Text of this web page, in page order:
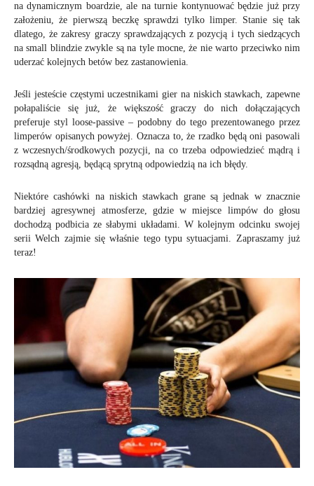
na dynamicznym boardzie, ale na turnie kontynuować będzie już przy
założeniu, że pierwszą beczkę sprawdzi tylko limper. Stanie się tak
dlatego, że zakresy graczy sprawdzających z pozycją i tych siedzących
na small blindzie zwykle są na tyle mocne, że nie warto przeciwko nim
uderzać kolejnych betów bez zastanowienia.
Jeśli jesteście częstymi uczestnikami gier na niskich stawkach, zapewne
połapaliście się już, że większość graczy do nich dołączających
preferuje styl loose-passive – podobny do tego prezentowanego przez
limperów opisanych powyżej. Oznacza to, że rzadko będą oni pasowali
z wczesnych/środkowych pozycji, na co trzeba odpowiedzieć mądrą i
rozsądną agresją, będącą sprytną odpowiedzią na ich błędy.
Niektóre cashówki na niskich stawkach grane są jednak w znacznie
bardziej agresywnej atmosferze, gdzie w miejsce limpów do głosu
dochodzą podbicia ze słabymi układami. W kolejnym odcinku swojej
serii Welch zajmie się właśnie tego typu sytuacjami. Zapraszamy już
teraz!